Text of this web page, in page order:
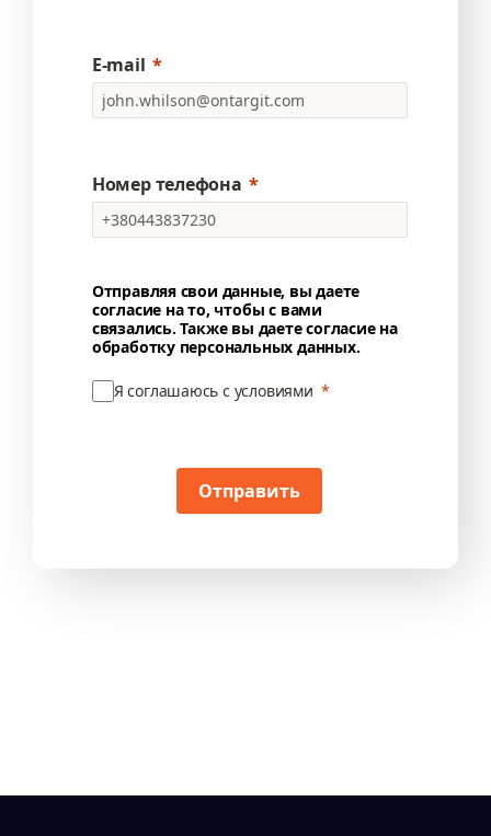
E-mail
Номер телефона
Отправляя свои данные, вы даете
согласие на то, чтобы с вами
связались. Также вы даете согласие на
обработку персональных данных.
Я соглашаюсь с условиями
Отправить